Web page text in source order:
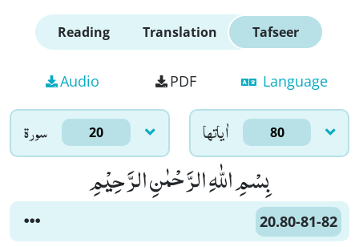
Reading Translation Tafseer
Audio PDF Language
سورۃ 20 اٰياتها 80
بِسْمِ اللّٰهِ الرَّحْمٰنِ الرَّحِیْمِ
20.80-81-82